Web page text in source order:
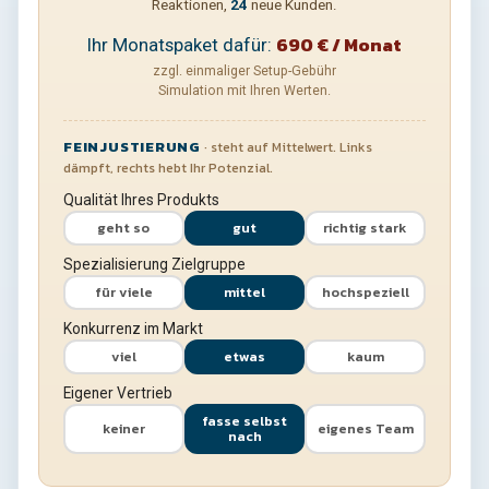
Reaktionen, 24 neue Kunden.
Ihr Monatspaket dafür: 690€ / Monat
zzgl. einmaliger Setup-Gebühr
Simulation mit Ihren Werten.
FEINJUSTIERUNG · steht auf Mittelwert. Links
dämpft, rechts hebt Ihr Potenzial.
Qualität Ihres Produkts
geht so gut richtig stark
Spezialisierung Zielgruppe
für viele mittel hochspeziell
Konkurrenz im Markt
viel etwas kaum
Eigener Vertrieb
keiner fasse selbst
nach eigenes Team